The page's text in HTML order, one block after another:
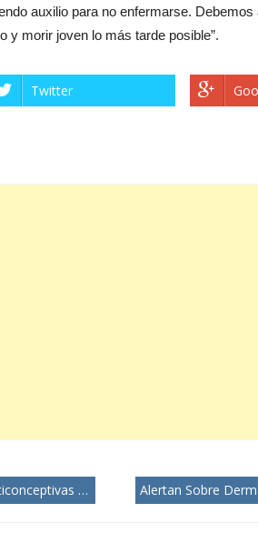
auxilio para no enfermarse.
y morir joven lo más tarde posible”.
Twitter
En Instrucciones Alertan Sobre